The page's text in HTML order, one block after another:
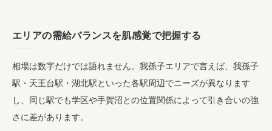
エリアの需給バランスを肌感覚で把握する
相場は数字だけでは語れません。我孫子エリアで言えば、我孫子
駅・天王台駅・湖北駅といった各駅周辺でニーズが異なります
し、同じ駅でも学区や手賀沼との位置関係によって引き合いの強
さに差があります。